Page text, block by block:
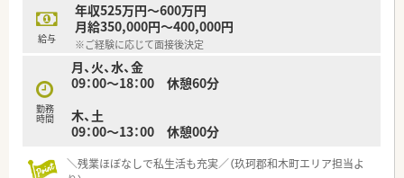
【職場環境と雰囲気】
■地域活動としてセルフメディケーション教室を開催するなど、
社会貢献意欲の高いスタッフが集う職場です。
■スタッフ同士の連携がスムーズで相談しやすい風通しの良い
環境であり、中途入社の方もすぐに馴染めます。
患者様への質の高い指導を両立しています。
給与
年収525万円～600万円
月給350,000円～400,000円
※ご経験に応じて面接後決定
勤務
時間
月、火、水、金
09：00～18：00 休憩60分
木、土
09：00～13：00 休憩00分
＼残業ほぼなしで私生活も充実／（玖珂郡和木町エリア担当よ